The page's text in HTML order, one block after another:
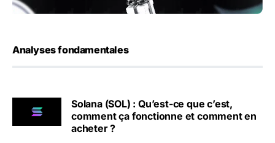
Analyses fondamentales
Solana (SOL) : Qu’est-ce que c’est,
comment ça fonctionne et comment en
acheter ?